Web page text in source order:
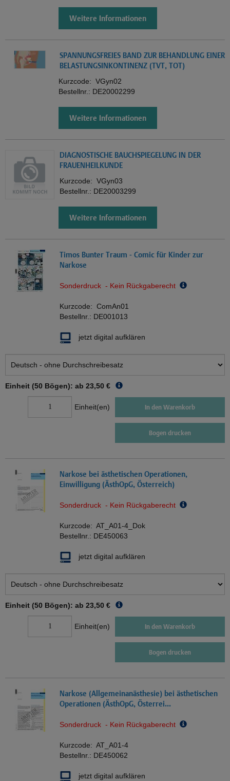
Weitere Informationen
SPANNUNGSFREIES BAND ZUR BEHANDLUNG EINER
BELASTUNGSINKONTINENZ (TVT, TOT)
Kurzcode: VGyn02
Bestellnr.: DE20002299
Weitere Informationen
DIAGNOSTISCHE BAUCHSPIEGELUNG IN DER
FRAUENHEILKUNDE
Kurzcode: VGyn03
Bestellnr.: DE20003299
Weitere Informationen
Timos Bunter Traum - Comic für Kinder zur
Narkose
Sonderdruck - Kein Rückgaberecht
Kurzcode: ComAn01
Bestellnr.: DE001013
jetzt digital aufklären
Einheit (50 Bögen): ab 23,50 €
Einheit(en) In den Warenkorb
Bogen drucken
Narkose bei ästhetischen Operationen,
Einwilligung (ÄsthOpG, Österreich)
Sonderdruck - Kein Rückgaberecht
Kurzcode: AT_A01-4_Dok
Bestellnr.: DE450063
jetzt digital aufklären
Einheit (50 Bögen): ab 23,50 €
Einheit(en) In den Warenkorb
Bogen drucken
Narkose (Allgemeinanästhesie) bei ästhetischen
Operationen (ÄsthOpG, Österrei...
Sonderdruck - Kein Rückgaberecht
Kurzcode: AT_A01-4
Bestellnr.: DE450062
jetzt digital aufklären